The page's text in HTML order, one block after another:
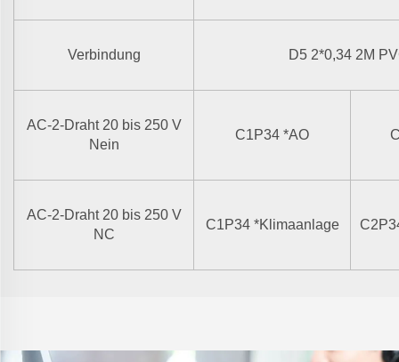
Verbindung D5 2*0,34 2M
AC-2-Draht 20 bis 250 V
Nein
C1P34 *AO
AC-2-Draht 20 bis 250 V
NC
C1P34 *Klimaanlage